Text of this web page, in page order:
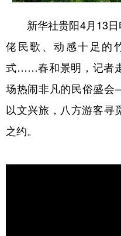
English Español
Русский язык
Deutsch Português
新华社贵阳4月13日
佬民歌、动感十足的
式……春和景明，记者
场热闹非凡的民俗盛会
以文兴旅，八方游客寻
之约。